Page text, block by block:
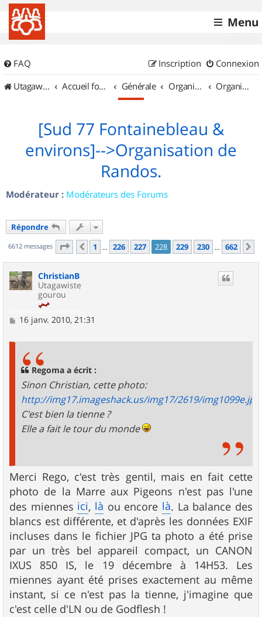
Menu
FAQ Connexion
Inscription
UtagawaVTT (Randos VTT et VTTAE avec traces GPS)
Accueil forum Générale Organisation de sorties & Recherche de partenaires Organisation de sorties en région Île de France
[Sud 77 Fontainebleau &
environs]-->Organisation de
Randos.
Modérateur : Modérateurs des Forums
Répondre
6612 messages Page 228 sur662
Précédent
1 … 226 227 228 229 230 … 662
ChristianB
Utagawiste
gourou
M16 janv. 2010, 21:31
Regoma a écrit :
Sinon Christian, cette photo:
http://img17.imageshack.us/img17/2619/img1099e.jpg
C'est bien la tienne ?
Elle a fait le tour du monde
Merci Rego, c'est très gentil, mais en fait cette
photo de la Marre aux Pigeons n'est pas l'une
des miennes ici, là ou encore là. La balance des
blancs est différente, et d'après les données EXIF
incluses dans le fichier JPG ta photo a été prise
par un très bel appareil compact, un CANON
IXUS 850 IS, le 19 décembre à 14H53. Les
miennes ayant été prises exactement au même
instant, si ce n'est pas la tienne, j'imagine que
c'est celle d'LN ou de Godflesh !